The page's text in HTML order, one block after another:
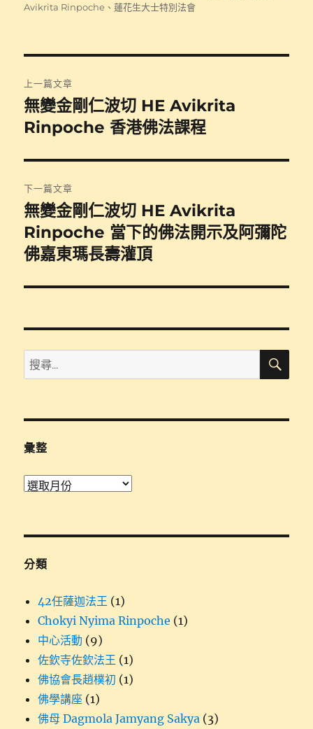
者
佈
Avikrita Rinpoche 、蓮花生大士特別法會
章
導
覽
上一篇文章
上
一
文
章:
無變金剛仁波切 HE Avikrita
Rinpoche 香港佛法課程
下一篇文章
下
一
篇
章:
無變金剛仁波切 HE Avikrita
Rinpoche 當下的佛法開示及阿彌陀
佛嘉東瑪長壽灌頂
搜
尋
鍵
搜
彙整
彙
分類
42任薩迦法王 (1)
Chokyi Nyima Rinpoche (1)
中心活動 (9)
佐欽寺佐欽法王 (1)
佛協會長趙樸初 (1)
佛學講座 (1)
佛母 Dagmola Jamyang Sakya (3)